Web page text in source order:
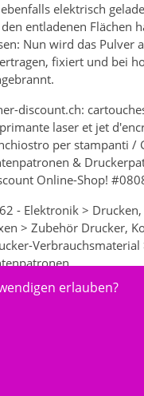
elektrisch
entladenen Flächen
Nun wird das Pulver
fixiert und bei
discount.ch:
laser et jet
per stampanti /
&
Online-Shop!
- Elektronik >
> Zubehör Drucker,
Verbrauchsmaterial
erlauben?